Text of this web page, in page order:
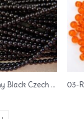
03-132-19001-70409 Shiny Black Czech glasparels 3 mm 150 Pc.